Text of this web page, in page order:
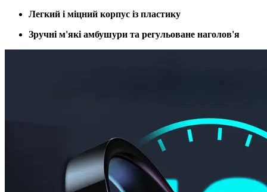
Легкий і міцний корпус із пластику
Зручні м'які амбушури та регульоване наголов'я